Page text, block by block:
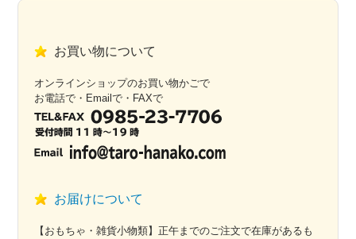
お買い物について
オンラインショップのお買い物かごで
お電話で・Emailで・FAXで
お届けについて
【おもちゃ・雑貨小物類】正午までのご注文で在庫があるも